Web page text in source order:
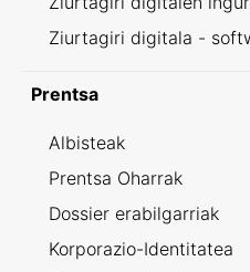
Ziurtagiri digitala -
Prentsa
Albisteak
Prentsa Oharrak
Dossier erabilgarriak
Korporazio-Identitatea